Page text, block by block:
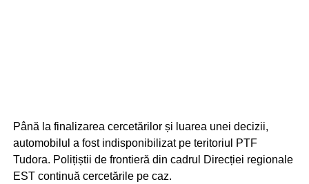
Până la finalizarea cercetărilor și luarea unei decizii,
automobilul a fost indisponibilizat pe teritoriul PTF
Tudora. Polițiștii de frontieră din cadrul Direcției regionale
EST continuă cercetările pe caz.